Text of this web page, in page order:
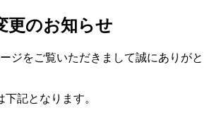
更のお知らせ
ジをご覧いただきまして誠にありがと
記となります。